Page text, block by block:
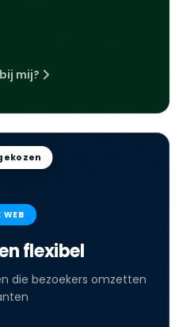
mij?
WEB
flexibel
die bezoekers omzetten